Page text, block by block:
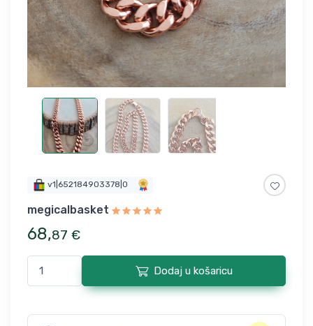
v1|652184903378|0
megicalbasket
68,87 €
Dodaj u košaricu